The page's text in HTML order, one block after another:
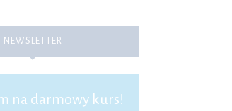
NEWSLETTER
na darmowy kurs!